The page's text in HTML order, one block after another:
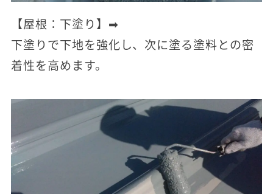
【屋根：下塗り】➡
下塗りで下地を強化し、次に塗る塗料との密
着性を高めます。